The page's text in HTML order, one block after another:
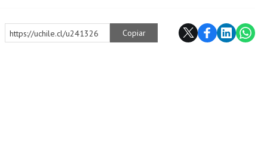
https://uchile.cl/u241326 Copiar